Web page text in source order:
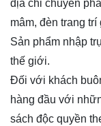
địa chỉ chuyên
mâm, đèn trang
Sản phẩm nhập
thế giới.
Đối với khách
hàng đầu với
sách độc quyền